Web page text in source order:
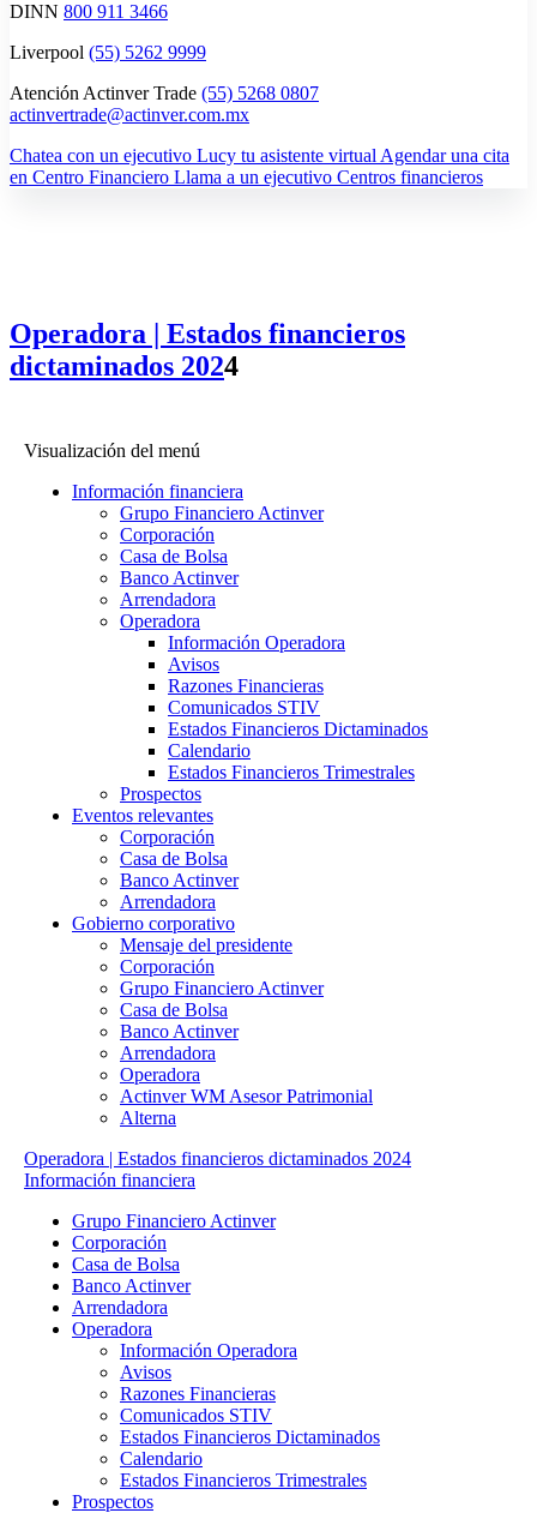
DINN 800 911 3466
Liverpool (55) 5262 9999
Atención Actinver Trade (55) 5268 0807
actinvertrade@actinver.com.mx
Chatea con un ejecutivo Lucy tu asistente virtual Agendar una cita
en Centro Financiero Llama a un ejecutivo Centros financieros
Operadora | Estados financieros
dictaminados 2024
Visualización del menú
Información financiera
Grupo Financiero Actinver
Corporación
Casa de Bolsa
Banco Actinver
Arrendadora
Operadora
Información Operadora
Avisos
Razones Financieras
Comunicados STIV
Estados Financieros Dictaminados
Calendario
Estados Financieros Trimestrales
Prospectos
Eventos relevantes
Corporación
Casa de Bolsa
Banco Actinver
Arrendadora
Gobierno corporativo
Mensaje del presidente
Corporación
Grupo Financiero Actinver
Casa de Bolsa
Banco Actinver
Arrendadora
Operadora
Actinver WM Asesor Patrimonial
Alterna
Operadora | Estados financieros dictaminados 2024
Información financiera
Grupo Financiero Actinver
Corporación
Casa de Bolsa
Banco Actinver
Arrendadora
Operadora
Información Operadora
Avisos
Razones Financieras
Comunicados STIV
Estados Financieros Dictaminados
Calendario
Estados Financieros Trimestrales
Prospectos